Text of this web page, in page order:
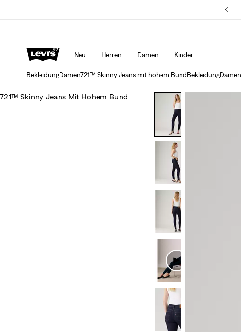
Mehr Erfahren
Neu Herren Damen Kinder
BekleidungDamen721™ Skinny Jeans mit hohem BundBekleidungDamen
721™ Skinny Jeans Mit Hohem Bund